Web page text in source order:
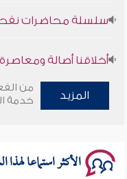
سلسلة محاضرات نفحات
أخلاقنا أصالة ومعاصرة
وأمنهم من خوف 9
المزيد
من
خدمة
الأكثر استماعا لهذا